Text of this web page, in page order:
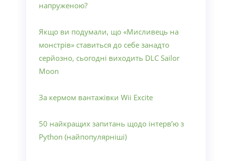
напруженою?
Якщо ви подумали, що «Мисливець на
монстрів» ставиться до себе занадто
серйозно, сьогодні виходить DLC Sailor
Moon
За кермом вантажівки Wii Excite
50 найкращих запитань щодо інтерв’ю з
Python (найпопулярніші)